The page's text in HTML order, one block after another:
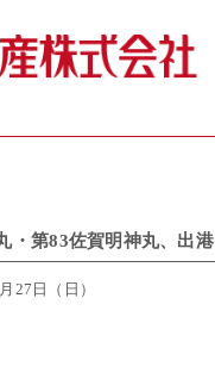
・第83佐賀明神丸、出港
27日（日）